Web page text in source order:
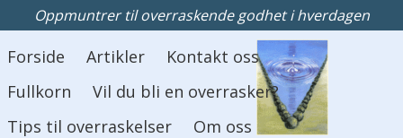
Oppmuntrer til overraskende godhet i hverdagen
Hovedmeny
Forside Artikler
Kontakt oss
Fullkorn
Vil du bli en overrasker?
Tips til overraskelser
Om oss